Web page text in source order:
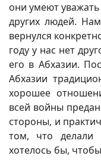
они умеют
других людей.
вернулся
году у нас нет
его в Абхазии.
Абхазии
хорошее
всей войны
стороны, и
том, что делали
хотелось бы,